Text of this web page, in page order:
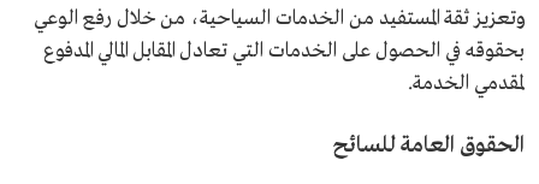
وتعزيز ثقة المستفيد من الخدمات السياحية، من خلال رفع الوعي
بحقوقه في الحصول على الخدمات التي تعادل المقابل المالي المدفوع
لمقدمي الخدمة.
الحقوق العامة للسائح